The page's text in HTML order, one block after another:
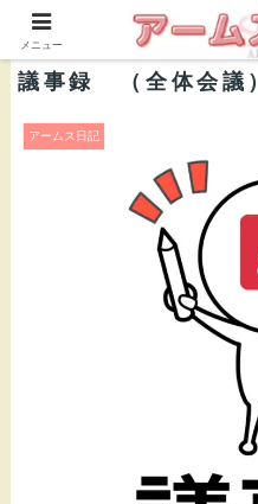
株式会社ＡＲ
議事録 （全体会議
アームス日記
メニュー